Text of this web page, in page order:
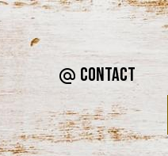
CONTACT